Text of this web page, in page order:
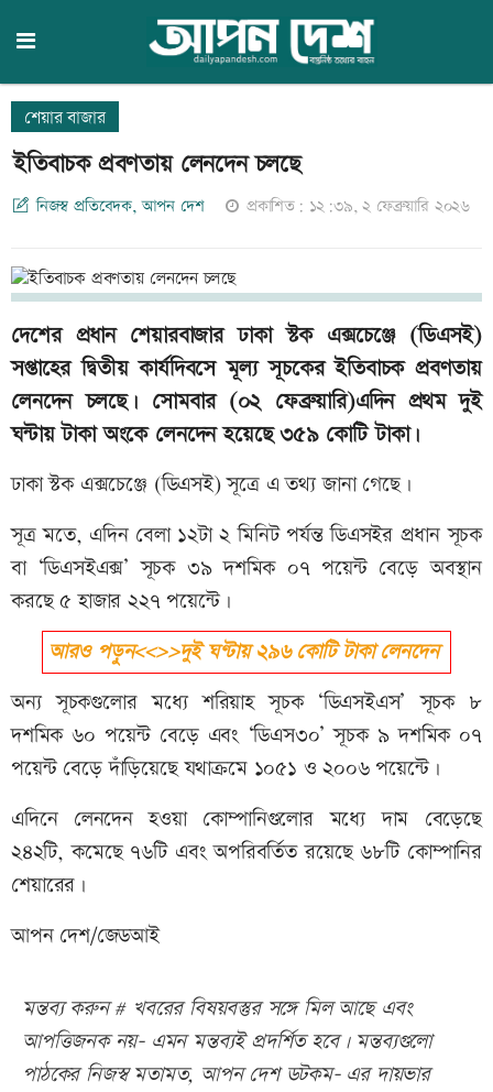
শেয়ার বাজার
ইতিবাচক প্রবণতায় লেনদেন চলছে
নিজস্ব প্রতিবেদক, আপন দেশ প্রকাশিত: ১২:৩৯, ২ ফেব্রুয়ারি ২০২৬
দেশের প্রধান শেয়ারবাজার ঢাকা স্টক এক্সচেঞ্জে (ডিএসই)
সপ্তাহের দ্বিতীয় কার্যদিবসে মূল্য সূচকের ইতিবাচক প্রবণতায়
লেনদেন চলছে। সোমবার (০২ ফেব্রুয়ারি)এদিন প্রথম দুই
ঘন্টায় টাকা অংকে লেনদেন হয়েছে ৩৫৯ কোটি টাকা।
ঢাকা স্টক এক্সচেঞ্জে (ডিএসই) সূত্রে এ তথ্য জানা গেছে।
সূত্র মতে, এদিন বেলা ১২টা ২ মিনিট পর্যন্ত ডিএসইর প্রধান সূচক
বা ‘ডিএসইএক্স’ সূচক ৩৯ দশমিক ০৭ পয়েন্ট বেড়ে অবস্থান
করছে ৫ হাজার ২২৭ পয়েন্টে।
আরও পড়ুন<<>>দুই ঘণ্টায় ২৯৬ কোটি টাকা লেনদেন
অন্য সূচকগুলোর মধ্যে শরিয়াহ সূচক ‘ডিএসইএস’ সূচক ৮
দশমিক ৬০ পয়েন্ট বেড়ে এবং ‘ডিএস৩০’ সূচক ৯ দশমিক ০৭
পয়েন্ট বেড়ে দাঁড়িয়েছে যথাক্রমে ১০৫১ ও ২০০৬ পয়েন্টে।
এদিনে লেনদেন হওয়া কোম্পানিগুলোর মধ্যে দাম বেড়েছে
২৪২টি, কমেছে ৭৬টি এবং অপরিবর্তিত রয়েছে ৬৮টি কোম্পানির
শেয়ারের।
আপন দেশ/জেডআই
মন্তব্য করুন # খবরের বিষয়বস্তুর সঙ্গে মিল আছে এবং
আপত্তিজনক নয়- এমন মন্তব্যই প্রদর্শিত হবে। মন্তব্যগুলো
পাঠকের নিজস্ব মতামত, আপন দেশ ডটকম- এর দায়ভার